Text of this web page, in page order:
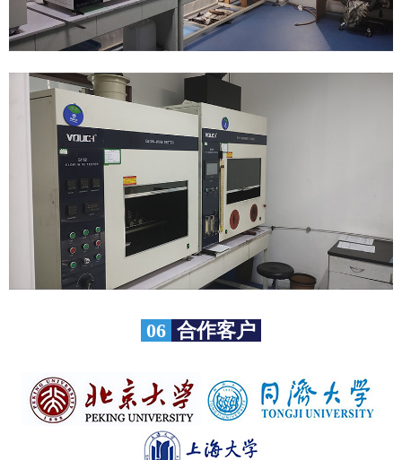
06 合作客户